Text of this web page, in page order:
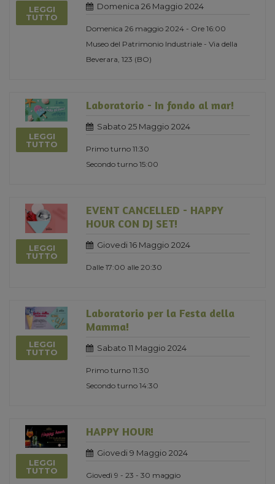
LEGGI
TUTTO
Domenica 26 Maggio 2024
Domenica 26 maggio 2024 - Ore 16:00
Museo del Patrimonio Industriale - Via della
Beverara, 123 (BO)
LEGGI
TUTTO
Laboratorio - In fondo al mar!
Sabato 25 Maggio 2024
Primo turno 11:30
Secondo turno 15:00
LEGGI
TUTTO
EVENT CANCELLED - HAPPY
HOUR CON DJ SET!
Giovedi 16 Maggio 2024
Dalle 17:00 alle 20:30
LEGGI
TUTTO
Laboratorio per la Festa della
Mamma!
Sabato 11 Maggio 2024
Primo turno 11:30
Secondo turno 14:30
LEGGI
TUTTO
HAPPY HOUR!
Giovedi 9 Maggio 2024
Giovedì 9 - 23 - 30 maggio